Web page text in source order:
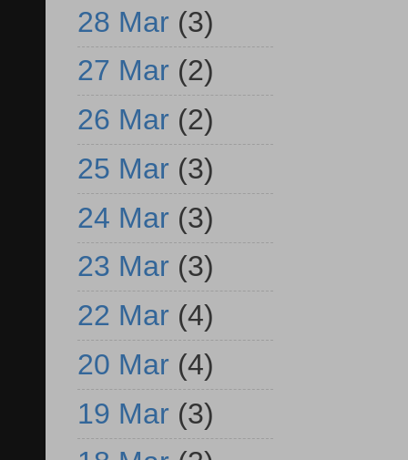
28 Mar (3)
27 Mar (2)
26 Mar (2)
25 Mar (3)
24 Mar (3)
23 Mar (3)
22 Mar (4)
20 Mar (4)
19 Mar (3)